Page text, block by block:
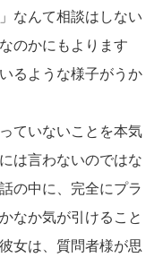
いるなら、関係の修
様の目標は「彼氏の
う日常の接点を活か
とを意識しましょ
になるとさらに良い
といった話をされた
なんて相談はしない
のかにもよります
るような様子がうか
ていないことを本気
は言わないのではな
の中に、完全にプラ
なか気が引けること
女は、質問者様が思